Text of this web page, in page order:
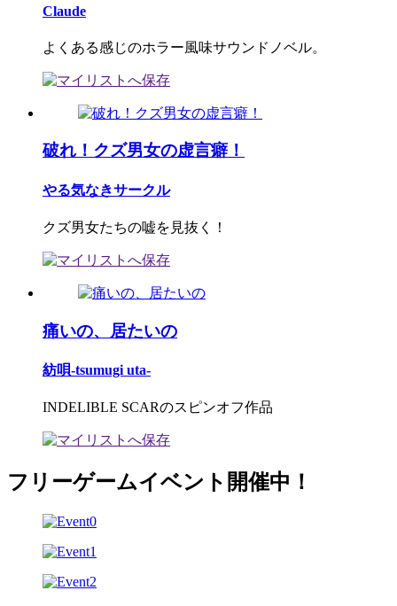
Claude
よくある感じのホラー風味サウンドノベル。
破れ！クズ男女の虚言癖！
やる気なきサークル
クズ男女たちの嘘を見抜く！
痛いの、居たいの
紡唄-tsumugi uta-
INDELIBLE SCARのスピンオフ作品
フリーゲームイベント開催中！